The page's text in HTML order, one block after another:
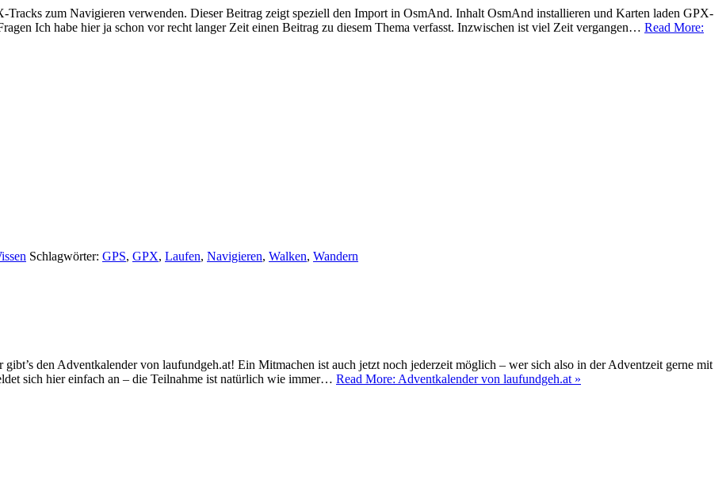
zum Navigieren verwenden. Dieser Beitrag zeigt speziell den Import in OsmAnd. Inhalt OsmAnd installieren und Karten laden GPX-
Ich habe hier ja schon vor recht langer Zeit einen Beitrag zu diesem Thema verfasst. Inzwischen ist viel Zeit vergangen… Read More:
Schlagwörter: GPS, GPX, Laufen, Navigieren, Walken, Wandern
den Adventkalender von laufundgeh.at! Ein Mitmachen ist auch jetzt noch jederzeit möglich – wer sich also in der Adventzeit gerne mit
sich hier einfach an – die Teilnahme ist natürlich wie immer… Read More: Adventkalender von laufundgeh.at »